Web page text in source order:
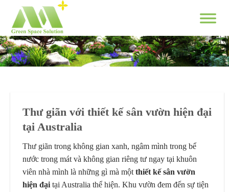
content
Thư giãn với thiết kế sân vườn hiện đại
tại Australia
Thư giãn trong không gian xanh, ngâm mình trong bể
nước trong mát và không gian riêng tư ngay tại khuôn
viên nhà mình là những gì mà một thiết kế sân vườn
hiện đại tại Australia thể hiện. Khu vườn đem đến sự tiện